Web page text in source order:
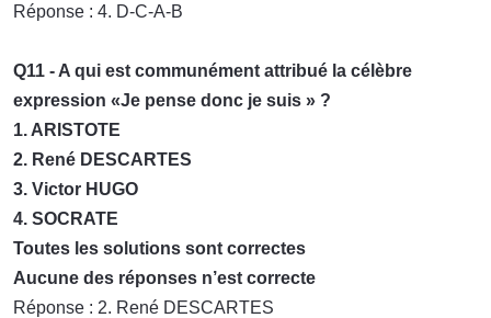
Réponse : 4. D-C-A-B
Q11 - A qui est communément attribué la célèbre
expression «Je pense donc je suis » ?
1. ARISTOTE
2. René DESCARTES
3. Victor HUGO
4. SOCRATE
Toutes les solutions sont correctes
Aucune des réponses n’est correcte
Réponse : 2. René DESCARTES